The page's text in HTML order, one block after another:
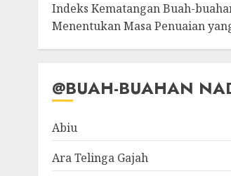
Indeks Kematangan Buah-
Menentukan Masa Penuaian
@BUAH-BUAHAN
Abiu
Ara Telinga Gajah